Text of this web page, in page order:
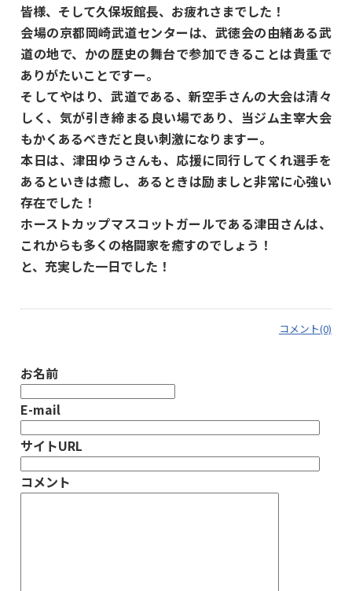
皆様、そして久保坂館長、お疲れさまでした！
会場の京都岡崎武道センターは、武徳会の由緒ある武
道の地で、かの歴史の舞台で参加できることは貴重で
ありがたいことですー。
そしてやはり、武道である、新空手さんの大会は清々
しく、気が引き締まる良い場であり、当ジム主宰大会
もかくあるべきだと良い刺激になりますー。
本日は、津田ゆうさんも、応援に同行してくれ選手を
あるといきは癒し、あるときは励ましと非常に心強い
存在でした！
ホーストカップマスコットガールである津田さんは、
これからも多くの格闘家を癒すのでしょう！
と、充実した一日でした！
コメント(0)
お名前
E-mail
サイトURL
コメント